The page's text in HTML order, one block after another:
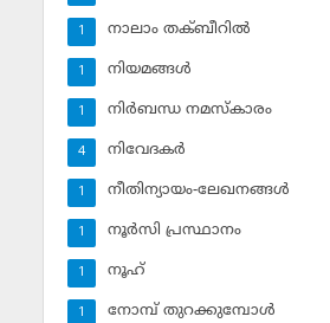
നാലാം തക്ബീറില്‍
1
നിയമങ്ങള്‍
1
നിര്‍ബന്ധ നമസ്‌കാരം
1
നിവേദകര്‍
4
നീതിന്യായം-ലേഖനങ്ങള്‍
1
നൂര്‍സി പ്രസ്ഥാനം
1
നൂഹ്‌
1
നോമ്പ് തുറക്കുമ്പോള്‍
1